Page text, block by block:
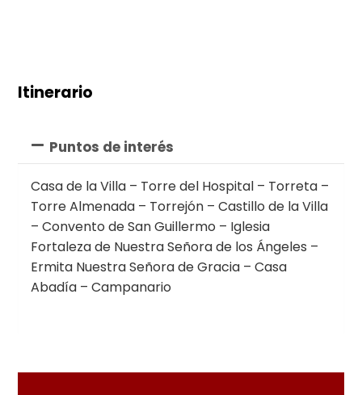
Itinerario
Puntos de interés
Casa de la Villa – Torre del Hospital – Torreta –
Torre Almenada – Torrejón – Castillo de la Villa
– Convento de San Guillermo – Iglesia
Fortaleza de Nuestra Señora de los Ángeles –
Ermita Nuestra Señora de Gracia – Casa
Abadía – Campanario